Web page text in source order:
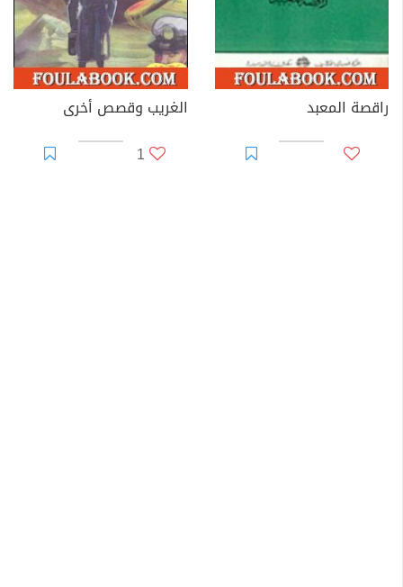
راقصة المعبد
الغريب وقصص أخرى
1